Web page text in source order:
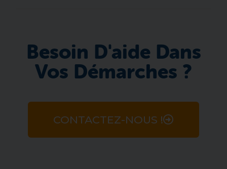
Besoin D'aide Dans
Vos Démarches ?
CONTACTEZ-NOUS !